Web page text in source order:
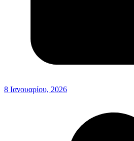
8 Ιανουαρίου, 2026